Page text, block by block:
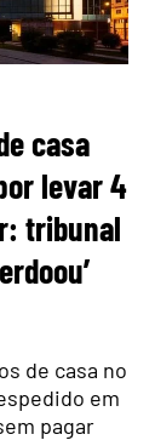
casa
levar 4
tribunal
de casa no
em
pagar